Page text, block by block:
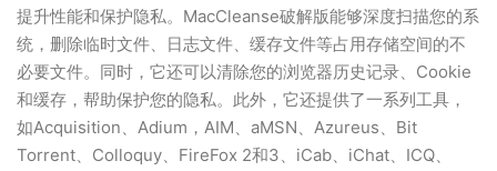
提升性能和保护隐私。MacCleanse破解版能够深度扫描您的系
统，删除临时文件、日志文件、缓存文件等占用存储空间的不
必要文件。同时，它还可以清除您的浏览器历史记录、Cookie
和缓存，帮助保护您的隐私。此外，它还提供了一系列工具，
如Acquisition、Adium，AIM、aMSN、Azureus、Bit
Torrent、Colloquy、FireFox 2和3、iCab、iChat、ICQ、